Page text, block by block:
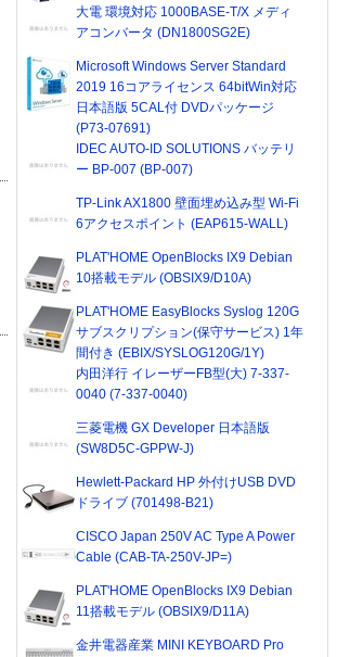
大電 環境対応 1000BASE-T/X メディ
アコンバータ (DN1800SG2E)
Microsoft Windows Server Standard
2019 16コアライセンス 64bitWin対応
日本語版 5CAL付 DVDパッケージ
(P73-07691)
IDEC AUTO-ID SOLUTIONS バッテリ
ー BP-007 (BP-007)
TP-Link AX1800 壁面埋め込み型 Wi-Fi
6アクセスポイント (EAP615-WALL)
PLAT'HOME OpenBlocks IX9 Debian
10搭載モデル (OBSIX9/D10A)
PLAT'HOME EasyBlocks Syslog 120G
サブスクリプション(保守サービス) 1年
間付き (EBIX/SYSLOG120G/1Y)
内田洋行 イレーザーFB型(大) 7-337-
0040 (7-337-0040)
三菱電機 GX Developer 日本語版
(SW8D5C-GPPW-J)
Hewlett-Packard HP 外付けUSB DVD
ドライブ (701498-B21)
CISCO Japan 250V AC Type A Power
Cable (CAB-TA-250V-JP=)
PLAT'HOME OpenBlocks IX9 Debian
11搭載モデル (OBSIX9/D11A)
金井電器産業 MINI KEYBOARD Pro